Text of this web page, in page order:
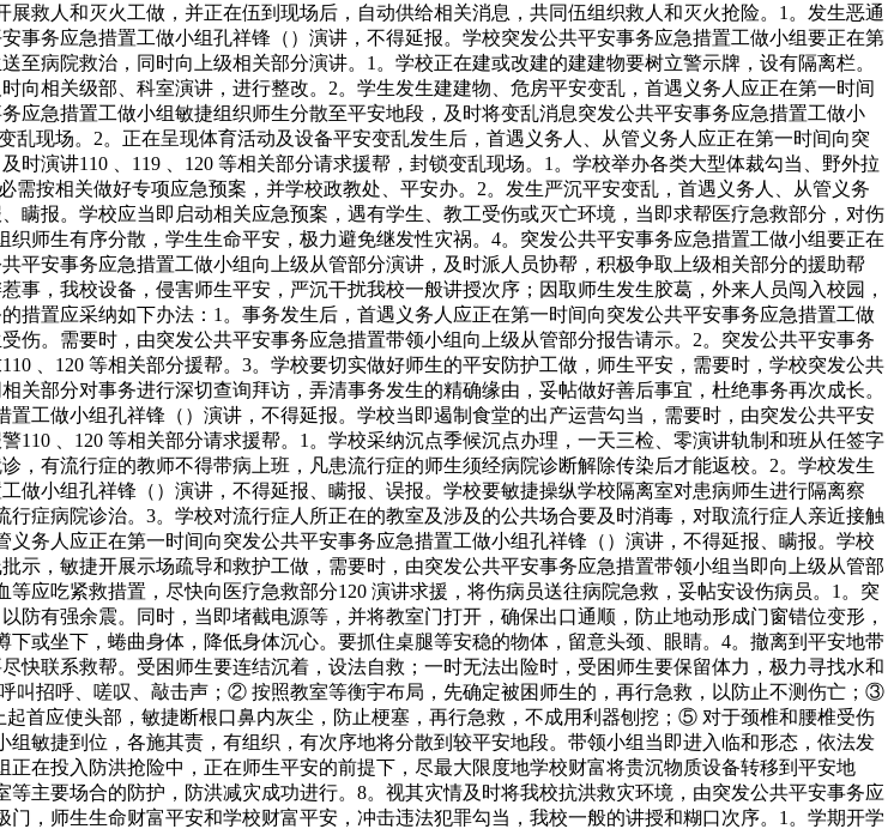
救人和灭火工做，并正在伍到现场后，自动供给相关消息，共同伍组织救人和灭火抢险。1。发生恶通
事务应急措置工做小组孔祥锋（）演讲，不得延报。学校突发公共平安事务应急措置工做小组要正在第
病院救治，同时向上级相关部分演讲。1。学校正在建或改建的建建物要树立警示牌，设有隔离栏。
相关级部、科室演讲，进行整改。2。学生发生建建物、危房平安变乱，首遇义务人应正在第一时间
应急措置工做小组敏捷组织师生分散至平安地段，及时将变乱消息突发公共平安事务应急措置工做小
乱现场。2。正在呈现体育活动及设备平安变乱发生后，首遇义务人、从管义务人应正在第一时间向突
演讲110 、119 、120 等相关部分请求援帮，封锁变乱现场。1。学校举办各类大型体裁勾当、野外拉
按相关做好专项应急预案，并学校政教处、平安办。2。发生严沉平安变乱，首遇义务人、从管义务
瞒报。学校应当即启动相关应急预案，遇有学生、教工受伤或灭亡环境，当即求帮医疗急救部分，对伤
师生有序分散，学生生命平安，极力避免继发性灾祸。4。突发公共平安事务应急措置工做小组要正在
平安事务应急措置工做小组向上级从管部分演讲，及时派人员协帮，积极争取上级相关部分的援助帮
，我校设备，侵害师生平安，严沉干扰我校一般讲授次序；因取师生发生胶葛，外来人员闯入校园，
措置应采纳如下办法：1。事务发生后，首遇义务人应正在第一时间向突发公共平安事务应急措置工做
。需要时，由突发公共平安事务应急措置带领小组向上级从管部分报告请示。2。突发公共平安事务
、120 等相关部分援帮。3。学校要切实做好师生的平安防护工做，师生平安，需要时，学校突发公共
部分对事务进行深切查询拜访，弄清事务发生的精确缘由，妥帖做好善后事宜，杜绝事务再次成长。
工做小组孔祥锋（）演讲，不得延报。学校当即遏制食堂的出产运营勾当，需要时，由突发公共平安
、120 等相关部分请求援帮。1。学校采纳沉点季候沉点办理，一天三检、零演讲轨制和班从任签字
有流行症的教师不得带病上班，凡患流行症的师生须经病院诊断解除传染后才能返校。2。学校发生
小组孔祥锋（）演讲，不得延报、瞒报、误报。学校要敏捷操纵学校隔离室对患病师生进行隔离察
症病院诊治。3。学校对流行症人所正在的教室及涉及的公共场合要及时消毒，对取流行症人亲近接触
务人应正在第一时间向突发公共平安事务应急措置工做小组孔祥锋（）演讲，不得延报、瞒报。学校
示，敏捷开展示场疏导和救护工做，需要时，由突发公共平安事务应急措置带领小组当即向上级从管部
应吃紧救措置，尽快向医疗急救部分120 演讲求援，将伤病员送往病院急救，妥帖安设伤病员。1。突
有强余震。同时，当即堵截电源等，并将教室门打开，确保出口通顺，防止地动形成门窗错位变形，
或坐下，蜷曲身体，降低身体沉心。要抓住桌腿等安稳的物体，留意头颈、眼睛。4。撤离到平安地带
快联系救帮。受困师生要连结沉着，设法自救；一时无法出险时，受困师生要保留体力，极力寻找水和
招呼、嗟叹、敲击声；② 按照教室等衡宇布局，先确定被困师生的，再行急救，以防止不测伤亡；③
首应使头部，敏捷断根口鼻内灰尘，防止梗塞，再行急救，不成用利器刨挖；⑤ 对于颈椎和腰椎受伤
敏捷到位，各施其责，有组织，有次序地将分散到较平安地段。带领小组当即进入临和形态，依法发
在投入防洪抢险中，正在师生平安的前提下，尽最大限度地学校财富将贵沉物质设备转移到平安地
主要场合的防护，防洪减灾成功进行。8。视其灾情及时将我校抗洪救灾环境，由突发公共平安事务应
，师生生命财富平安和学校财富平安，冲击违法犯罪勾当，我校一般的讲授和糊口次序。1。学期开学